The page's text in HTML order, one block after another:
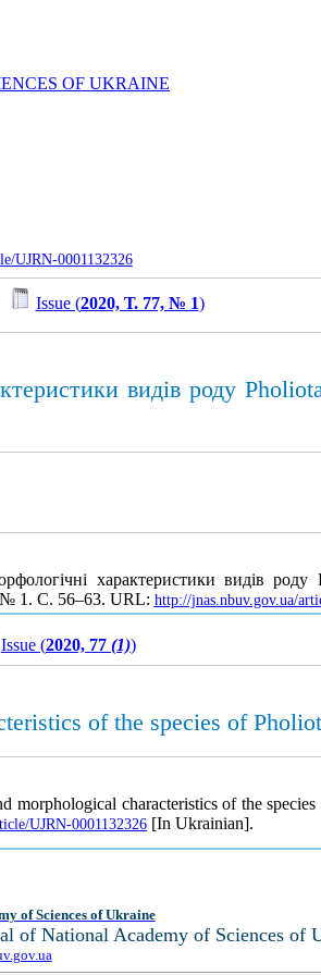
OF UKRAINE
UJRN-0001132326
Issue (2020, Т. 77, № 1)
видів роду
характеристики видів
1. С. 56–63. URL: http://jnas.nbuv.gov.ua/
Issue (2020, 77 (1))
of the species of
characteristics of the
UJRN-0001132326[In Ukrainian].
of Sciences of Ukraine
of National Academy of Sciences of